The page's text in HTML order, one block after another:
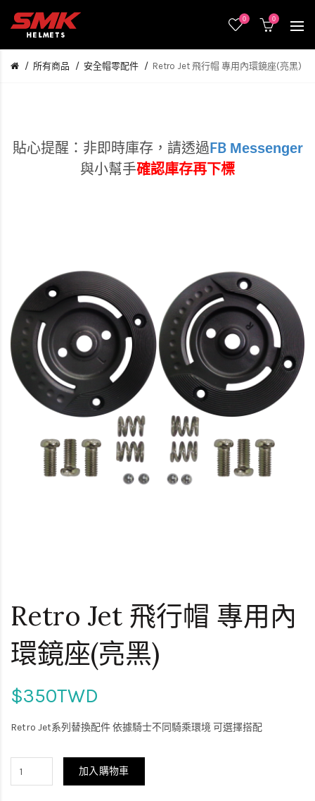
0 0
所有商品 安全帽零配件 Retro Jet 飛行帽 專用內環鏡座(亮黑)
貼心提醒：非即時庫存， 請透過 FB Messenger
與小幫手確認庫存再下標
Retro Jet 飛行帽 專用內
環鏡座(亮黑)
$350TWD
Retro Jet系列替換配件 依據騎士不同騎乘環境 可選擇搭配
加入購物車